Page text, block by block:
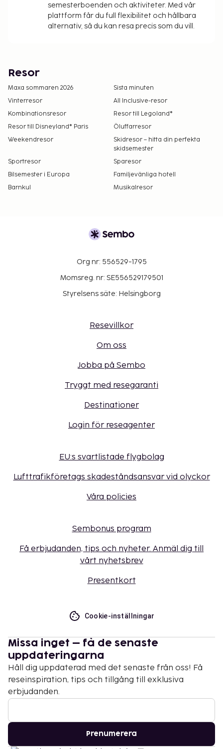
semesterboenden och aktiviteter. Med vår
plattform får du full flexibilitet och hållbara
alternativ, så du kan resa precis som du vill.
Resor
Maxa sommaren 2026
Sista minuten
Vinterresor
All Inclusive-resor
Kombinationsresor
Resor till Legoland®
Resor till Disneyland® Paris
Öluffarresor
Weekendresor
Skidresor – hitta din perfekta
skidsemester
Sportresor
Sparesor
Bilsemester i Europa
Familjevänliga hotell
Barnkul
Musikalresor
Org nr: 556529-1795
Momsreg. nr: SE556529179501
Styrelsens säte: Helsingborg
Resevillkor
Om oss
Jobba på Sembo
Tryggt med resegaranti
Destinationer
Login för reseagenter
EU:s svartlistade flygbolag
Lufttrafikföretags skadeståndsansvar vid olyckor
Våra policies
Sembonus program
Få erbjudanden, tips och nyheter. Anmäl dig till
vårt nyhetsbrev
Presentkort
Cookie-inställningar
Missa inget – få de senaste
uppdateringarna
Håll dig uppdaterad med det senaste från oss! Få
reseinspiration, tips och tillgång till exklusiva
erbjudanden.
Prenumerera